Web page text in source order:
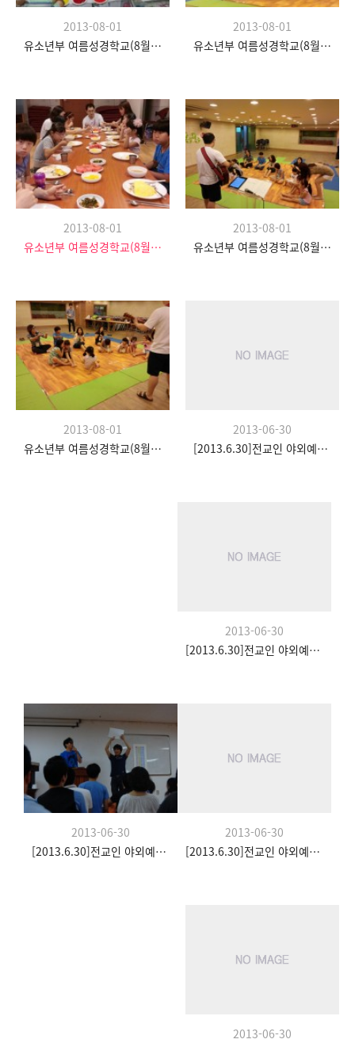
2013-08-01
유소년부 여름성경학교(8월 20일)
2013-08-01
유소년부 여름성경학교(8월 20일)
2013-08-01
유소년부 여름성경학교(8월 20일)
2013-08-01
유소년부 여름성경학교(8월 20일)
2013-08-01
유소년부 여름성경학교(8월 20일)
2013-06-30
[2013.6.30]전교인 야외예배- 팀수양관
2013-06-30
[2013.6.30]전교인 야외예배- 팀수양관
2013-06-30
[2013.6.30]전교인 야외예배- 팀수양관
2013-06-30
[2013.6.30]전교인 야외예배- 팀수양관
2013-06-30